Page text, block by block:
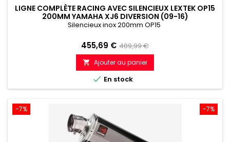
LIGNE COMPLÈTE RACING AVEC SILENCIEUX LEXTEK OP15
200MM YAMAHA XJ6 DIVERSION (09-16)
Silencieux inox 200mm OP15
Prix
455,69 € Prix
de
référence
489,99 €
 Ajouter au panier
 En stock
-7%
-7%